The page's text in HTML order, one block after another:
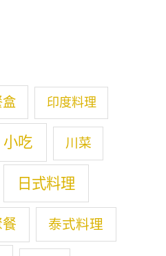
印度料理
小吃 川菜
日式料理
泰式料理